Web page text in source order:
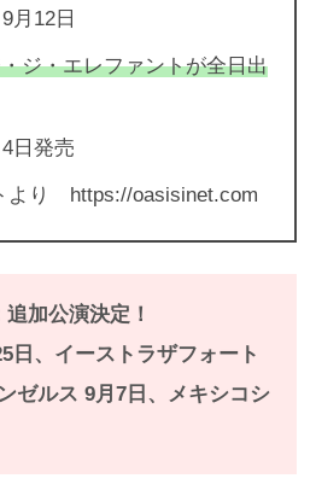
月12日
ジ・エレファントが全日出
日発売
より https://oasisinet.com
加公演決定！
日、イーストラザフォート
ゼルス 9月7日、メキシコシ